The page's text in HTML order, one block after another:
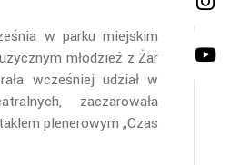
w parku miejskim
młodzież z Żar
wcześniej udział w
zaczarowała
plenerowym „Czas